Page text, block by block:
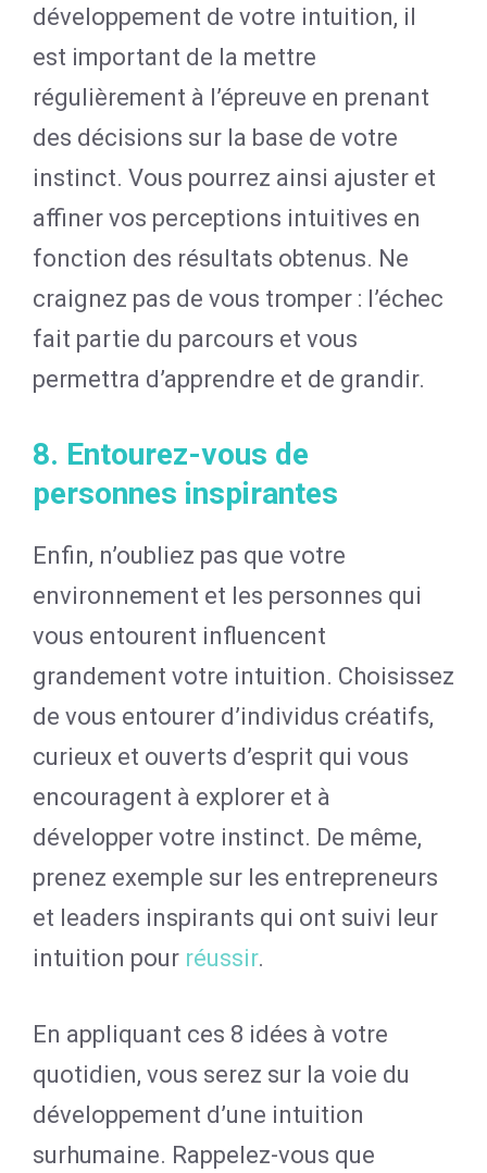
développement de votre intuition, il
est important de la mettre
régulièrement à l’épreuve en prenant
des décisions sur la base de votre
instinct. Vous pourrez ainsi ajuster et
affiner vos perceptions intuitives en
fonction des résultats obtenus. Ne
craignez pas de vous tromper : l’échec
fait partie du parcours et vous
permettra d’apprendre et de grandir.
8. Entourez-vous de
personnes inspirantes
Enfin, n’oubliez pas que votre
environnement et les personnes qui
vous entourent influencent
grandement votre intuition. Choisissez
de vous entourer d’individus créatifs,
curieux et ouverts d’esprit qui vous
encouragent à explorer et à
développer votre instinct. De même,
prenez exemple sur les entrepreneurs
et leaders inspirants qui ont suivi leur
intuition pour réussir.
En appliquant ces 8 idées à votre
quotidien, vous serez sur la voie du
développement d’une intuition
surhumaine. Rappelez-vous que